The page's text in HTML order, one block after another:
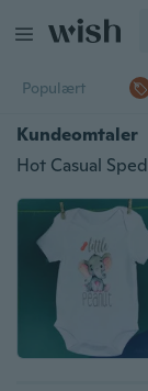
Populært
Kundeomtaler